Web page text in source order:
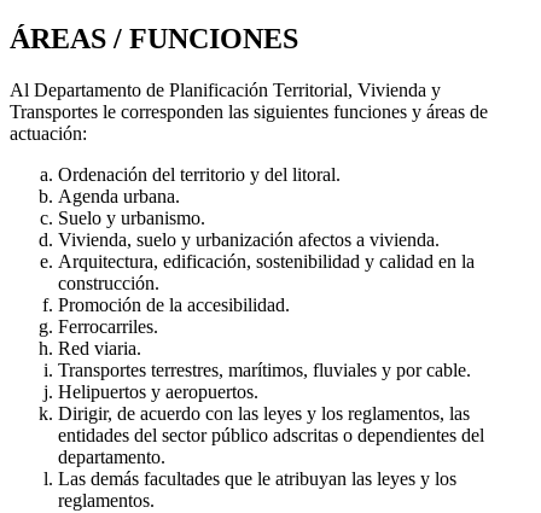
ÁREAS / FUNCIONES
Al Departamento de Planificación Territorial, Vivienda y
Transportes le corresponden las siguientes funciones y áreas de
actuación:
Ordenación del territorio y del litoral.
Agenda urbana.
Suelo y urbanismo.
Vivienda, suelo y urbanización afectos a vivienda.
Arquitectura, edificación, sostenibilidad y calidad en la
construcción.
Promoción de la accesibilidad.
Ferrocarriles.
Red viaria.
Transportes terrestres, marítimos, fluviales y por cable.
Helipuertos y aeropuertos.
Dirigir, de acuerdo con las leyes y los reglamentos, las
entidades del sector público adscritas o dependientes del
departamento.
Las demás facultades que le atribuyan las leyes y los
reglamentos.